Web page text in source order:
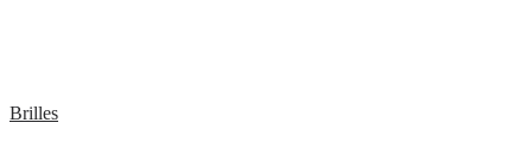
Brilles